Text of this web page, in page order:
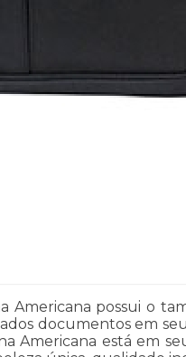
Americana possui o
documentos em
Americana está em